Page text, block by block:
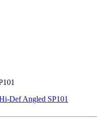
Def Angled SP101